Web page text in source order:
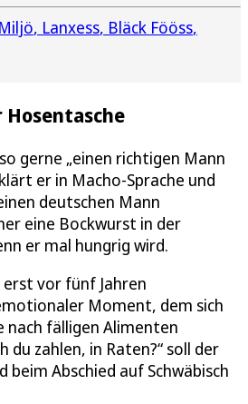
Miljö Lanxess Bläck Fööss
gerne „einen richtigen Mann
er in Macho-Sprache und
deutschen Mann
eine Bockwurst in der
er mal hungrig wird.
erst vor fünf Jahren
Moment, dem sich
nach fälligen Alimenten
du zahlen, in Raten?“ soll der
beim Abschied auf Schwäbisch